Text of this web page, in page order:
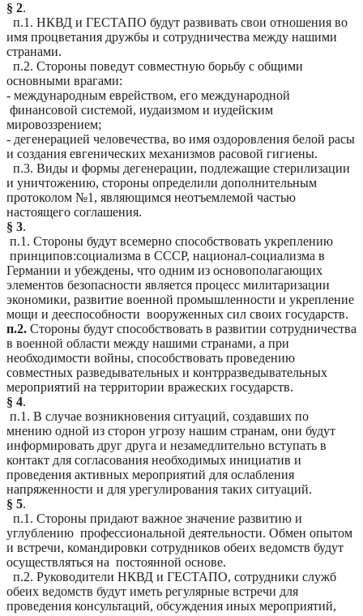
§ 2.
п.1. НКВД и ГЕСТАПО будут развивать свои отношения во
имя процветания дружбы и сотрудничества между нашими
странами.
п.2. Стороны поведут совместную борьбу с общими
основными врагами:
- международным еврейством, его международной
финансовой системой, иудаизмом и иудейским
мировоззрением;
- дегенерацией человечества, во имя оздоровления белой расы
и создания евгенических механизмов расовой гигиены.
п.3. Виды и формы дегенерации, подлежащие стерилизации
и уничтожению, стороны определили дополнительным
протоколом №1, являющимся неотъемлемой частью
настоящего соглашения.
§ 3.
п.1. Стороны будут всемерно способствовать укреплению
принципов:социализма в СССР, национал-социализма в
Германии и убеждены, что одним из основополагающих
элементов безопасности является процесс милитаризации
экономики, развитие военной промышленности и укрепление
мощи и дееспособности вооруженных сил своих государств.
п.2. Стороны будут способствовать в развитии сотрудничества
в военной области между нашими странами, а при
необходимости войны, способствовать проведению
совместных разведывательных и контрразведывательных
мероприятий на территории вражеских государств.
§ 4.
п.1. В случае возникновения ситуаций, создавших по
мнению одной из сторон угрозу нашим странам, они будут
информировать друг друга и незамедлительно вступать в
контакт для согласования необходимых инициатив и
проведения активных мероприятий для ослабления
напряженности и для урегулирования таких ситуаций.
§ 5.
п.1. Стороны придают важное значение развитию и
углублению профессиональной деятельности. Обмен опытом
и встречи, командировки сотрудников обеих ведомств будут
осуществляться на постоянной основе.
п.2. Руководители НКВД и ГЕСТАПО, сотрудники служб
обеих ведомств будут иметь регулярные встречи для
проведения консультаций, обсуждения иных мероприятий,